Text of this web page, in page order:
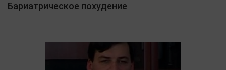
Бариатрическое похудение